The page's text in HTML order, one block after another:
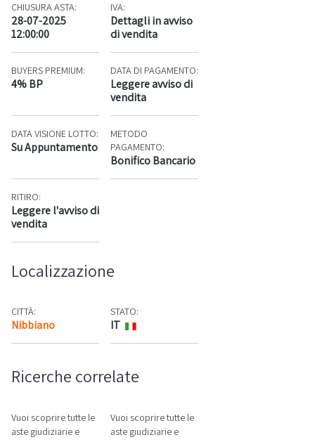
CHIUSURA ASTA:
28-07-2025
12:00:00
IVA:
Dettagli in avviso
di vendita
BUYERS PREMIUM:
4% BP
DATA DI PAGAMENTO:
Leggere avviso di
vendita
DATA VISIONE LOTTO:
Su Appuntamento
METODO
PAGAMENTO:
Bonifico Bancario
RITIRO:
Leggere l'avviso di
vendita
Localizzazione
CITTÀ:
Nibbiano Mappa
STATO:
IT
Ricerche correlate
Vuoi scoprire tutte le
aste giudiziarie e
Vuoi scoprire tutte le
aste giudiziarie e